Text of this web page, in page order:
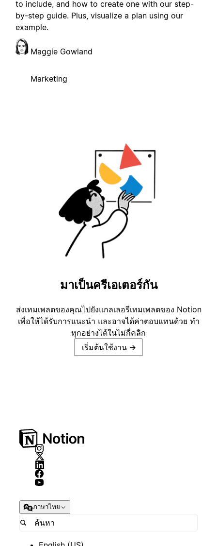
to include, and how to create one with our step-
by-step guide. Plus, visualize a plan using our
example.
Maggie Gowland
Marketing
มาเป็นครีเอเตอร์กัน
ส่งเทมเพลตของคุณไปยังแกลเลอรีเทมเพลตของ Notion
เพื่อให้ได้รับการแนะนำ และอาจได้ค่าตอบแทนด้วย ทำ
ทุกอย่างได้ในไม่กี่คลิก
เริ่มต้นใช้งาน →
ภาษาไทย